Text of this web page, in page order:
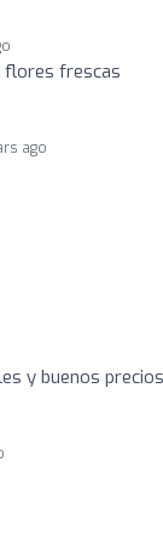
flores frescas
ago
y buenos